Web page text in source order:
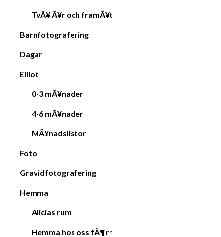
TvÃ¥ Ã¥r och framÃ¥t
Barnfotografering
Dagar
Elliot
0-3 mÃ¥nader
4-6 mÃ¥nader
MÃ¥nadslistor
Foto
Gravidfotografering
Hemma
Alicias rum
Hemma hos oss fÃ¶rr